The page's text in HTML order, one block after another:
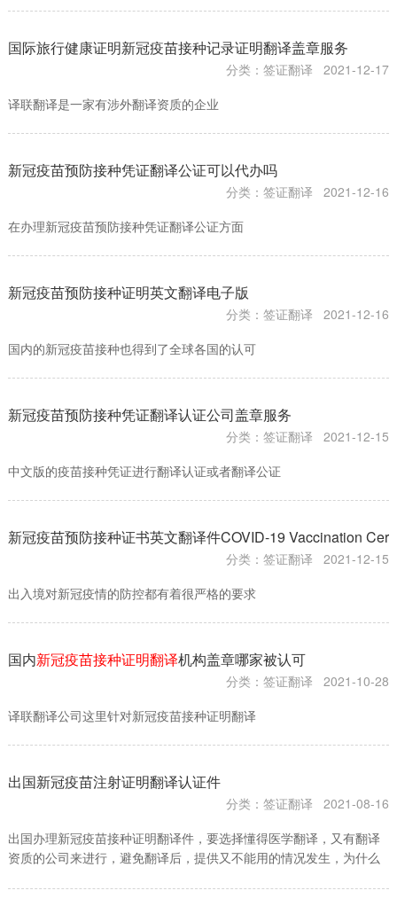
国际旅行健康证明新冠疫苗接种记录证明翻译盖章服务
分类：签证翻译
2021-12-17
译联翻译是一家有涉外翻译资质的企业
新冠疫苗预防接种凭证翻译公证可以代办吗
分类：签证翻译
2021-12-16
在办理新冠疫苗预防接种凭证翻译公证方面
新冠疫苗预防接种证明英文翻译电子版
分类：签证翻译
2021-12-16
国内的新冠疫苗接种也得到了全球各国的认可
新冠疫苗预防接种凭证翻译认证公司盖章服务
分类：签证翻译
2021-12-15
中文版的疫苗接种凭证进行翻译认证或者翻译公证
新冠疫苗预防接种证书英文翻译件COVID-19 Vaccination
分类：签证翻译
2021-12-15
出入境对新冠疫情的防控都有着很严格的要求
国内新冠疫苗接种证明翻译机构盖章哪家被认可
分类：签证翻译
2021-10-28
译联翻译公司这里针对新冠疫苗接种证明翻译
出国新冠疫苗注射证明翻译认证件
分类：签证翻译
2021-08-16
出国办理新冠疫苗接种证明翻译件，要选择懂得医学翻译，又有翻译
资质的公司来进行，避免翻译后，提供又不能用的情况发生，为什么